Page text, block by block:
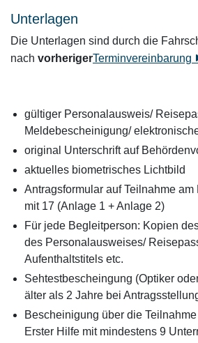
Unterlagen
Die Unterlagen sind durch die
nach vorherigerTerminvereinbarung
gültiger Personalausweis/
Meldebescheinigung/
original Unterschrift auf
aktuelles biometrisches Lichtbild
Antragsformular auf Teilnahme
mit 17 (Anlage 1 + Anlage 2)
Für jede Begleitperson: Kopien
des Personalausweises/
Aufenthaltstitels etc.
Sehtestbescheingung (Optiker
älter als 2 Jahre bei
Bescheinigung über die
Erster Hilfe mit mindestens 9